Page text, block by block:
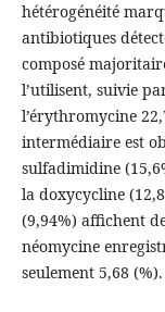
hétérogénéité
antibiotiques
composé
l’utilisent, suivie
l’érythromycine
intermédiaire est
sulfadimidine
la doxycycline
(9,94%) affichent
néomycine
seulement 5,68 (%).